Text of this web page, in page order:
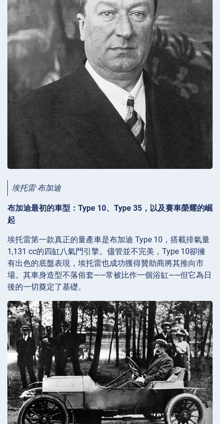
埃托雷·布加迪
布加迪最初的車型：Type 10、Type 35，以及賽車榮耀的崛
起
埃托雷第一款真正的量產車是布加迪 Type 10，搭載排氣量
1,131 cc的四缸八氣門引擎。儘管並不完美，Type 10卻擁
有出色的底盤表現，埃托雷也成功獲得贊助商將其推向市
場。其車身造型不落俗套——常被比作一個浴缸——但它為日
後的一切奠定了基礎。